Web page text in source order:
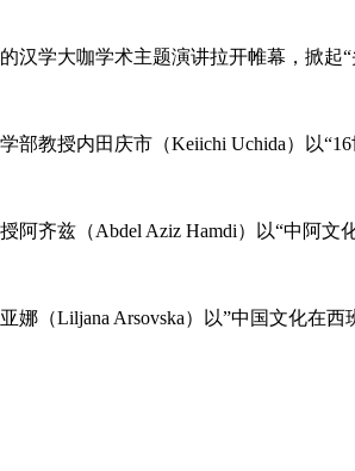
汉学大咖学术主题演讲拉开帷幕，掀
部教授内田庆市（Keiichi Uchida）以
阿齐兹（Abdel Aziz Hamdi）以“中阿文
娜（Liljana Arsovska）以”中国文化在